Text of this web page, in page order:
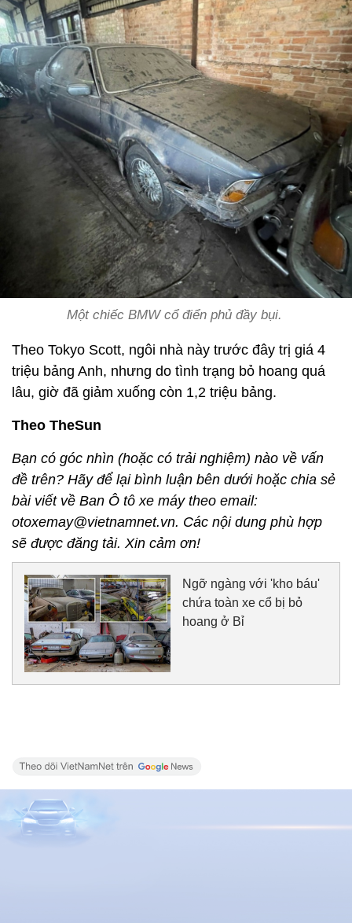
Một chiếc BMW cổ điển phủ đầy bụi.
Theo Tokyo Scott, ngôi nhà này trước đây trị giá 4
triệu bảng Anh, nhưng do tình trạng bỏ hoang quá
lâu, giờ đã giảm xuống còn 1,2 triệu bảng.
Theo TheSun
Bạn có góc nhìn (hoặc có trải nghiệm) nào về vấn
đề trên? Hãy để lại bình luận bên dưới hoặc chia sẻ
bài viết về Ban Ô tô xe máy theo email:
otoxemay@vietnamnet.vn. Các nội dung phù hợp
sẽ được đăng tải. Xin cảm ơn!
Ngỡ ngàng với 'kho báu'
chứa toàn xe cổ bị bỏ
hoang ở Bỉ